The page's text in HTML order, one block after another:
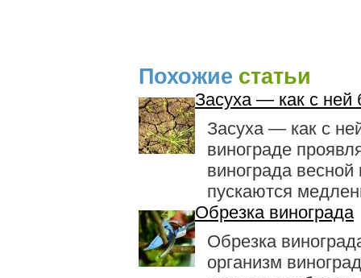
Похожие статьи
Засуха — как с ней
Засуха — как с
винограде
винограда
пускаются
Обрезка винограда
Обрезка
организм